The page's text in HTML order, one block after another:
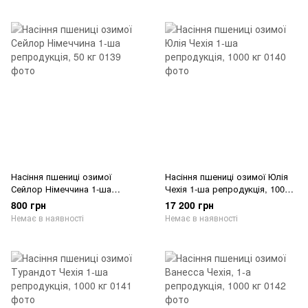
Насіння пшениці озимої
Сейлор Німеччина 1-ша
репродукція, 50 кг
800 грн
Немає в наявності
Насіння пшениці озимої Юлія
Чехія 1-ша репродукція, 1000
кг
17 200 грн
Немає в наявності